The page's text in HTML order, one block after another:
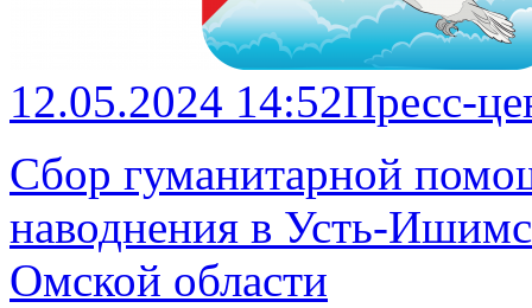
12.05.2024 14:52Пресс-
Сбор гуманитарной
наводнения в Усть-
Омской области